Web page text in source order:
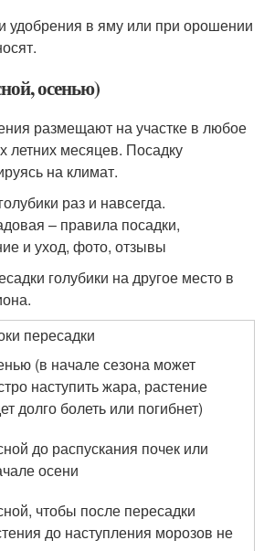
удобрения в яму или при орошении
осенью)
размещают на участке в любое
летних месяцев. Посадку
на климат.
голубики на другое место в
пересадки
(в начале сезона может
наступить жара, растение
долго болеть или погибнет)
до распускания почек или
осени
чтобы после пересадки
до наступления морозов не